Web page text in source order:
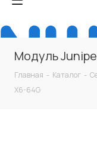
Модуль
Главная - Каталог -
X6-64G